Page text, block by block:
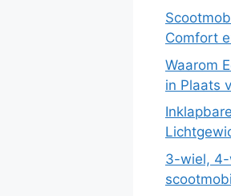
Comfort
Waarom
in Plaats
3-wiel,